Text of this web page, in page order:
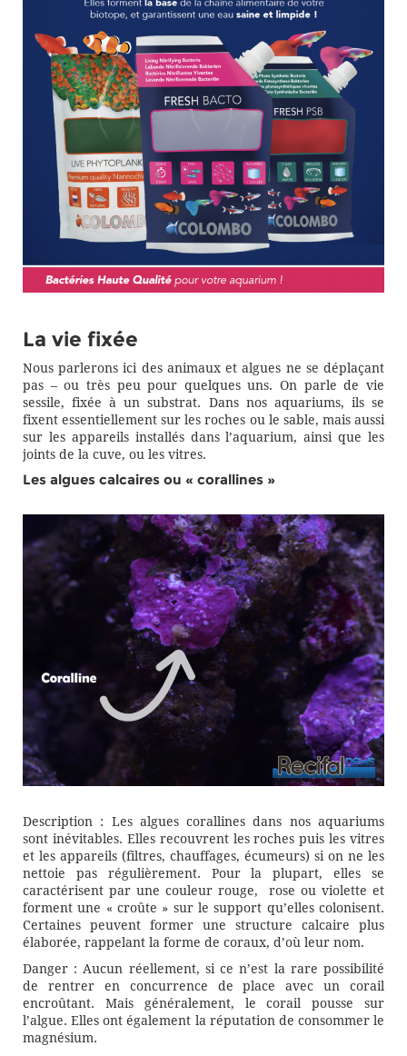
La vie fixée
Nous parlerons ici des animaux et algues ne se déplaçant
pas – ou très peu pour quelques uns. On parle de vie
sessile, fixée à un substrat. Dans nos aquariums, ils se
fixent essentiellement sur les roches ou le sable, mais aussi
sur les appareils installés dans l’aquarium, ainsi que les
joints de la cuve, ou les vitres.
Les algues calcaires ou « corallines »
Description : Les algues corallines dans nos aquariums
sont inévitables. Elles recouvrent les roches puis les vitres
et les appareils (filtres, chauffages, écumeurs) si on ne les
nettoie pas régulièrement. Pour la plupart, elles se
caractérisent par une couleur rouge, rose ou violette et
forment une « croûte » sur le support qu’elles colonisent.
Certaines peuvent former une structure calcaire plus
élaborée, rappelant la forme de coraux, d’où leur nom.
Danger : Aucun réellement, si ce n’est la rare possibilité
de rentrer en concurrence de place avec un corail
encroûtant. Mais généralement, le corail pousse sur
l’algue. Elles ont également la réputation de consommer le
magnésium.